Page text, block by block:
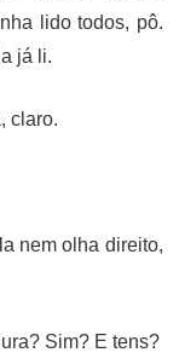
lido todos, pô.
já li.
claro.
nem olha direito,
Sim? E tens?